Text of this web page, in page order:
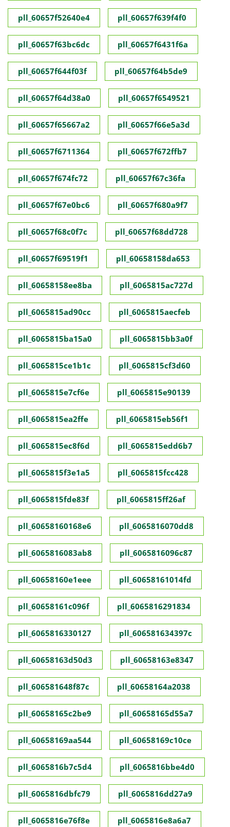
pll_60657f52640e4 pll_60657f639f4f0
pll_60657f63bc6dc pll_60657f6431f6a
pll_60657f644f03f pll_60657f64b5de9
pll_60657f64d38a0 pll_60657f6549521
pll_60657f65667a2 pll_60657f66e5a3d
pll_60657f6711364 pll_60657f672ffb7
pll_60657f674fc72 pll_60657f67c36fa
pll_60657f67e0bc6 pll_60657f680a9f7
pll_60657f68c0f7c pll_60657f68dd728
pll_60657f69519f1 pll_60658158da653
pll_60658158ee8ba pll_6065815ac727d
pll_6065815ad90cc pll_6065815aecfeb
pll_6065815ba15a0 pll_6065815bb3a0f
pll_6065815ce1b1c pll_6065815cf3d60
pll_6065815e7cf6e pll_6065815e90139
pll_6065815ea2ffe pll_6065815eb56f1
pll_6065815ec8f6d pll_6065815edd6b7
pll_6065815f3e1a5 pll_6065815fcc428
pll_6065815fde83f pll_6065815ff26af
pll_60658160168e6 pll_6065816070dd8
pll_6065816083ab8 pll_6065816096c87
pll_60658160e1eee pll_60658161014fd
pll_60658161c096f pll_6065816291834
pll_6065816330127 pll_606581634397c
pll_60658163d50d3 pll_60658163e8347
pll_606581648f87c pll_60658164a2038
pll_60658165c2be9 pll_60658165d55a7
pll_60658169aa544 pll_60658169c10ce
pll_6065816b7c5d4 pll_6065816bbe4d0
pll_6065816dbfc79 pll_6065816dd27a9
pll_6065816e76f8e pll_6065816e8a6a7